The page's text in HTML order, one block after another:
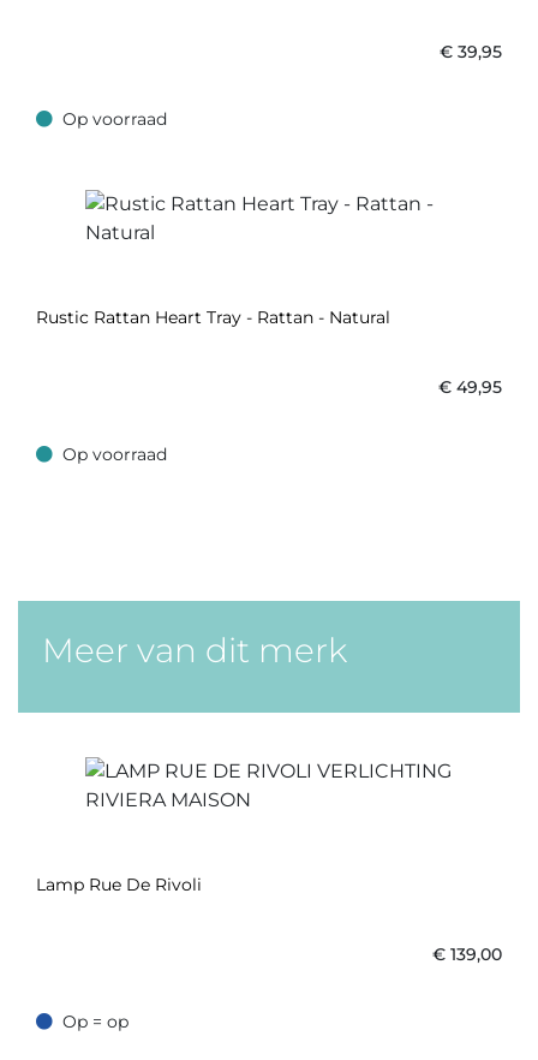
€ 39,95
Op voorraad
Op voorraad
Rustic Rattan Heart Tray - Rattan - Natural
€ 49,95
Op voorraad
Op voorraad
Meer van dit merk
Lamp Rue De Rivoli
€ 139,00
Op = op
Op = op